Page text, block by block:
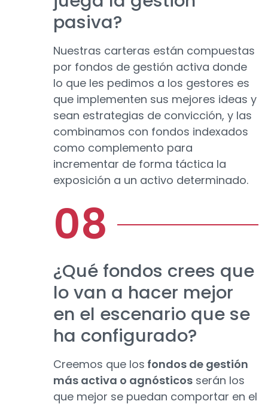
pasiva?
Nuestras carteras están compuestas
por fondos de gestión activa donde
lo que les pedimos a los gestores es
que implementen sus mejores ideas y
sean estrategias de convicción, y las
combinamos con fondos indexados
como complemento para
incrementar de forma táctica la
exposición a un activo determinado.
¿Qué fondos crees que
lo van a hacer mejor
en el escenario que se
ha configurado?
Creemos que los fondos de gestión
más activa o agnósticos serán los
que mejor se puedan comportar en el